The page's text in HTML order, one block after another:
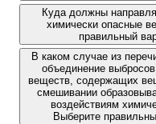
Куда должны
химически опасные
правильный
В каком случае из
объединение
веществ, содержащих
смешивании
воздействиям
Выберите